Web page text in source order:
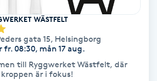
WÄSTFELT
gata 15, Helsingborg
fr. 08:30, mån 17 aug.
till Ryggwerket Wästfelt, där
är i fokus!